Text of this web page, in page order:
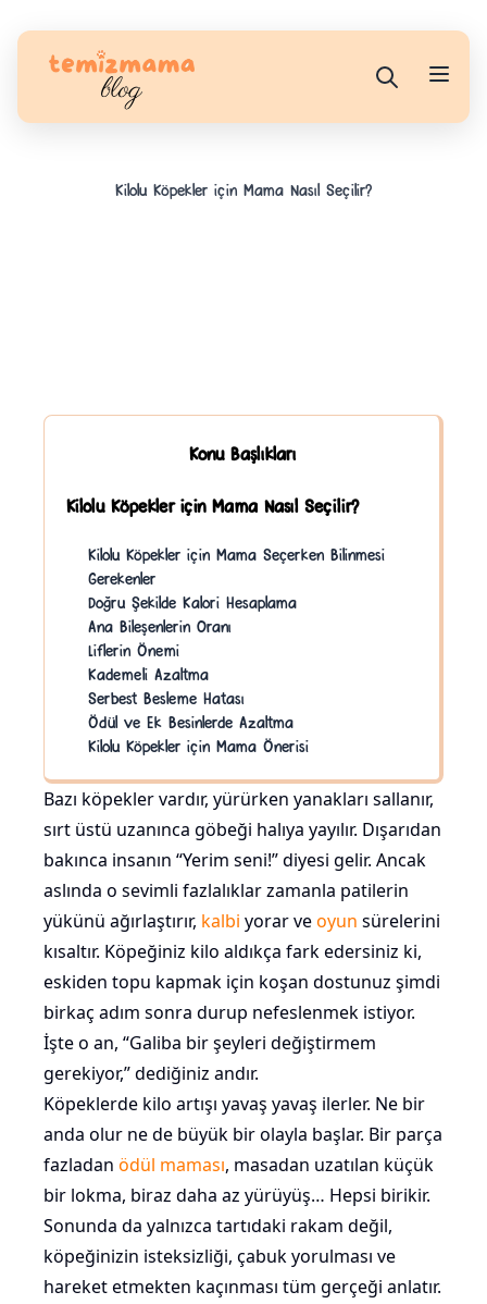
Kilolu Köpekler için Mama Nasıl Seçilir?
Konu Başlıkları
Kilolu Köpekler için Mama Nasıl Seçilir?
Kilolu Köpekler için Mama Seçerken Bilinmesi
Gerekenler
Doğru Şekilde Kalori Hesaplama
Ana Bileşenlerin Oranı
Liflerin Önemi
Kademeli Azaltma
Serbest Besleme Hatası
Ödül ve Ek Besinlerde Azaltma
Kilolu Köpekler için Mama Önerisi
Bazı köpekler vardır, yürürken yanakları sallanır,
sırt üstü uzanınca göbeği halıya yayılır. Dışarıdan
bakınca insanın “Yerim seni!” diyesi gelir. Ancak
aslında o sevimli fazlalıklar zamanla patilerin
yükünü ağırlaştırır, kalbi yorar veoyun sürelerini
kısaltır. Köpeğiniz kilo aldıkça fark edersiniz ki,
eskiden topu kapmak için koşan dostunuz şimdi
birkaç adım sonra durup nefeslenmek istiyor.
İşte o an, “Galiba bir şeyleri değiştirmem
gerekiyor,” dediğiniz andır.
Köpeklerde kilo artışı yavaş yavaş ilerler. Ne bir
anda olur ne de büyük bir olayla başlar. Bir parça
fazladan ödül maması, masadan uzatılan küçük
bir lokma, biraz daha az yürüyüş… Hepsi birikir.
Sonunda da yalnızca tartıdaki rakam değil,
köpeğinizin isteksizliği, çabuk yorulması ve
hareket etmekten kaçınması tüm gerçeği anlatır.